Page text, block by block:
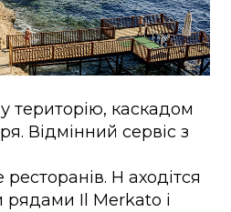
територію, каскадом
Відмінний сервіс з
Н аходітся
рядами Il Merkato і